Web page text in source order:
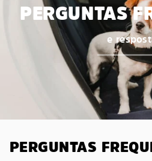
PERGUNTAS
e
PERGUNTAS